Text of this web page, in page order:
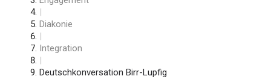
|
Diakonie
|
Integration
|
Deutschkonversation Birr-Lupfig